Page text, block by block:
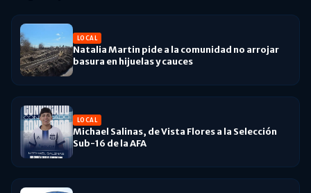
LOCAL
Natalia Martin pide a la comunidad no arrojar
basura en hijuelas y cauces
LOCAL
Michael Salinas, de Vista Flores a la Selección
Sub-16 de la AFA